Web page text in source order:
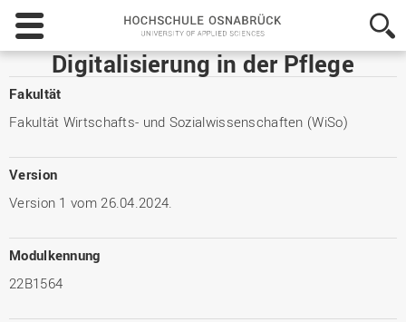
Hochschule
Osnabrück
-
University
Sciences
Digitalisierung in der Pflege
Fakultät
Fakultät Wirtschafts- und Sozialwissenschaften (WiSo)
Version
Version 1 vom 26.04.2024.
Modulkennung
22B1564